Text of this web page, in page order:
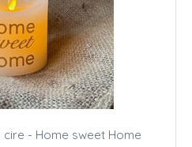
- Home sweet Home